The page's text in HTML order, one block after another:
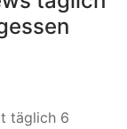
täglich 6